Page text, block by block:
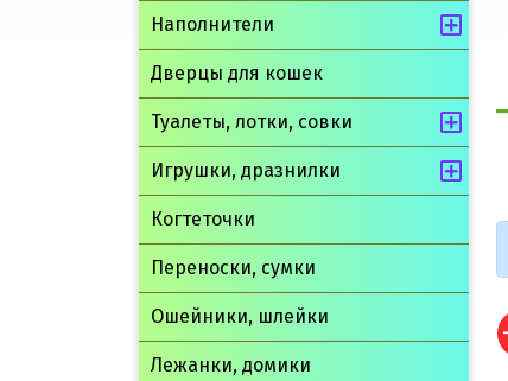
Наполнители
Дверцы для кошек
Туалеты, лотки, совки
Игрушки, дразнилки
Когтеточки
Переноски, сумки
Ошейники, шлейки
Лежанки, домики